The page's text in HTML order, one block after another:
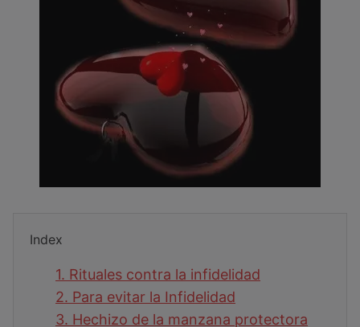
Index
1. Rituales contra la infidelidad
2. Para evitar la Infidelidad
3. Hechizo de la manzana protectora